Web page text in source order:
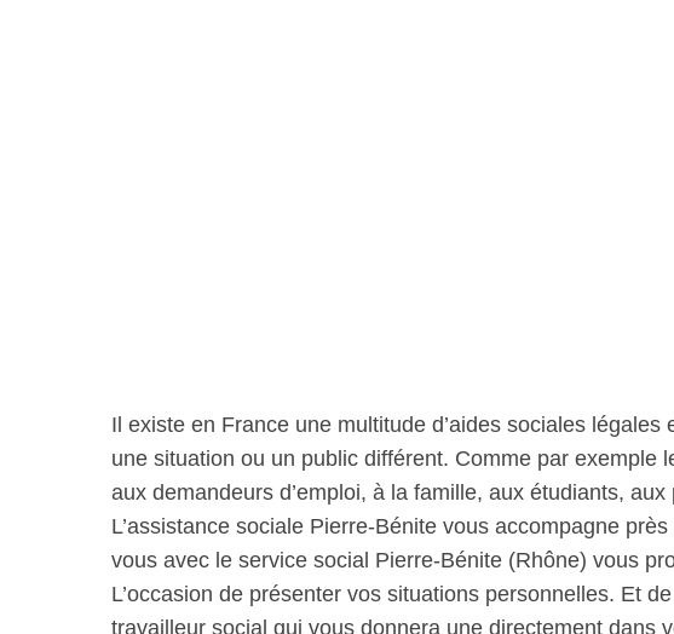
Il existe en France une multitude d’aides sociales
une situation ou un public différent. Comme par exemple
aux demandeurs d’emploi, à la famille, aux étudiants,
L’assistance sociale Pierre-Bénite vous accompagne
vous avec le service social Pierre-Bénite (Rhône) vous
L’occasion de présenter vos situations personnelles. Et
travailleur social qui vous donnera une directement dans